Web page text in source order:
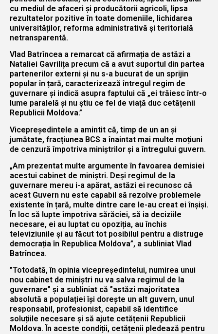
cu mediul de afaceri și producătorii agricoli, lipsa
rezultatelor pozitive în toate domeniile, lichidarea
universităților, reforma administrativă și teritorială
netransparentă.
Vlad Batrîncea a remarcat că afirmația de astăzi a
Nataliei Gavrilița precum că a avut suportul din partea
partenerilor externi și nu s-a bucurat de un sprijin
popular în țară, caracterizează întregul regim de
guvernare și indică asupra faptului că „ei trăiesc într-o
lume paralelă și nu știu ce fel de viață duc cetățenii
Republicii Moldova.”
Vicepreședintele a amintit că, timp de un an și
jumătate, fracțiunea BCS a înaintat mai multe moțiuni
de cenzură împotriva miniștrilor și a întregului guvern.
„Am prezentat multe argumente în favoarea demisiei
acestui cabinet de miniștri. Deși regimul de la
guvernare mereu i-a apărat, astăzi ei recunosc că
acest Guvern nu este capabil să rezolve problemele
existente în țară, multe dintre care le-au creat ei înșiși.
În loc să lupte împotriva sărăciei, să ia deciziile
necesare, ei au luptat cu opoziția, au închis
televiziunile și au făcut tot posibilul pentru a distruge
democrația în Republica Moldova”, a subliniat Vlad
Batrîncea.
”Totodată, în opinia vicepreședintelui, numirea unui
nou cabinet de miniștri nu va salva regimul de la
guvernare” și a subliniat că ”astăzi majoritatea
absolută a populației își dorește un alt guvern, unul
responsabil, profesionist, capabil să identifice
soluțiile necesare și să ajute cetățenii Republicii
Moldova. În aceste condiții, cetățenii pledează pentru